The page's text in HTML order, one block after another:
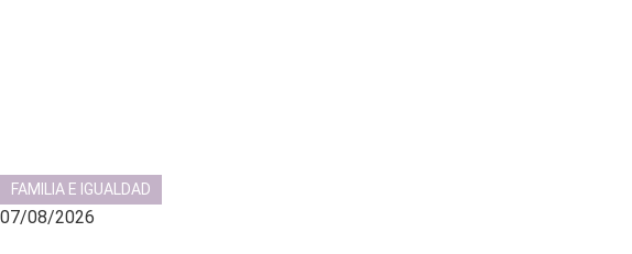
FAMILIA E IGUALDAD
07/08/2026